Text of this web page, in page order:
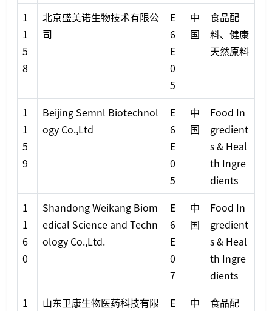
1
1
5
8
北京盛美诺生物技术有限公
司
E
6
E
0
5
中
国
食品配
料、健康
天然原料
1
1
5
9
Beijing Semnl Biotechnol
ogy Co.,Ltd
E
6
E
0
5
中
国
Food In
gredient
s & Heal
th Ingre
dients
1
1
6
0
Shandong Weikang Biom
edical Science and Techn
ology Co.,Ltd.
E
6
E
0
7
中
国
Food In
gredient
s & Heal
th Ingre
dients
1
山东卫康生物医药科技有限
E
中
食品配